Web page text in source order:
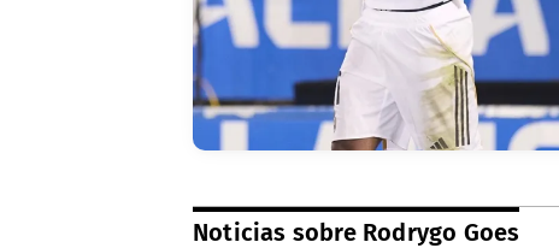
Noticias sobre Rodrygo Goes